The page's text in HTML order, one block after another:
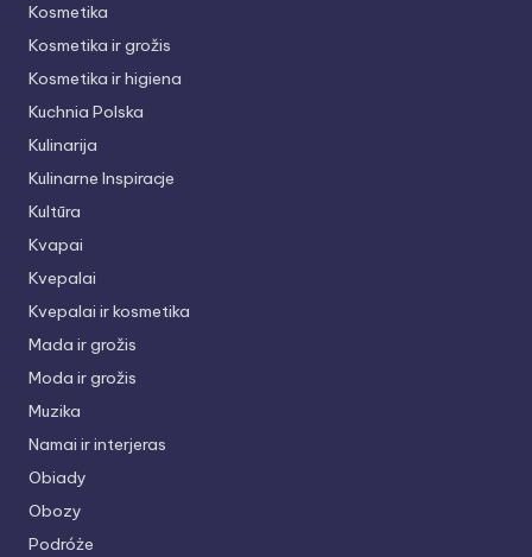
Kosmetika
Kosmetika ir grožis
Kosmetika ir higiena
Kuchnia Polska
Kulinarija
Kulinarne Inspiracje
Kultūra
Kvapai
Kvepalai
Kvepalai ir kosmetika
Mada ir grožis
Moda ir grožis
Muzika
Namai ir interjeras
Obiady
Obozy
Podróże